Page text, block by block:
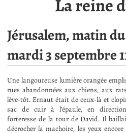
La reine
Jérusalem, matin du
mardi 3 septembre
Une langoureuse lumière orangée
rues abandonnées aux chiens, aux
lève-tôt. Ernaut était de ceux-là et
sac de cuir à l’épaule, en
forteresse de la tour de David. Il
décrocher la machoire, les yeux encore